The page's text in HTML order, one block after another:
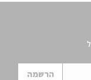
הרשמה